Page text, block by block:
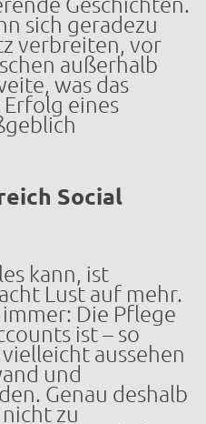
Geschichten.
sich geradezu
verbreiten, vor
außerhalb
was das
eines
Social
kann, ist
Lust auf mehr.
Die Pflege
ist – so
aussehen
und
Genau deshalb
zu